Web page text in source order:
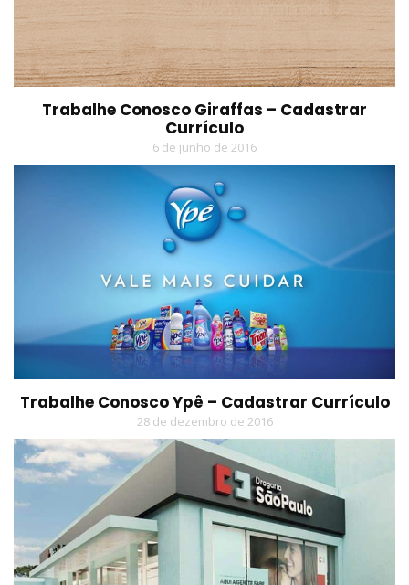
Trabalhe Conosco Giraffas – Cadastrar
Currículo
6 de junho de 2016
Trabalhe Conosco Ypê – Cadastrar Currículo
28 de dezembro de 2016